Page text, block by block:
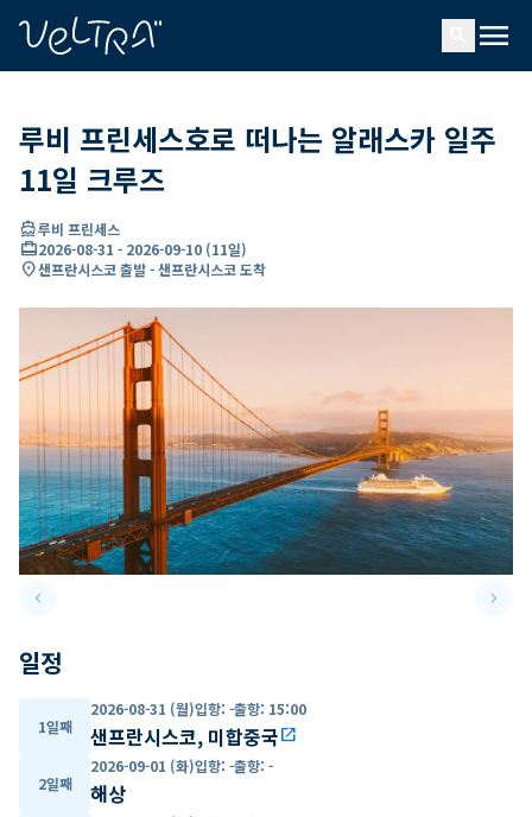
menu
루비 프린세스호로 떠나는 알래스카 일주
11일 크루즈
directions_boat루비 프린세스
card_travel2026-08-31 - 2026-09-10 (11일)
location_on샌프란시스코 출발 - 샌프란시스코 도착
keyboard_arrow_leftPrevious slide keyboard_arrow_right
일정
1일째
2026-08-31 (월)입항: -출항: 15:00
샌프란시스코, 미합중국open_in_new
2일째
2026-09-01 (화)입항: -출항: -
해상